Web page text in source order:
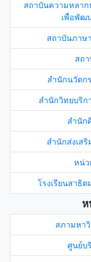
สถาบันความหลา
เพื่อพัฒ
สถาบันภาษ
สถ
สำนักนวัตก
สำนักวิทยบริก
สำนัก
สำนักส่งเส
หน่ว
โรงเรียนสาธิ
ห
สภามหา
ศูนย์บ